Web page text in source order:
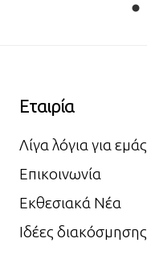
Εταιρία
Λίγα λόγια για εμάς
Επικοινωνία
Εκθεσιακά Νέα
Ιδέες διακόσμησης